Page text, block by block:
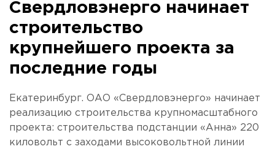
Свердловэнерго начинает
строительство
крупнейшего проекта за
последние годы
Екатеринбург. ОАО «Свердловэнерго» начинает
реализацию строительства крупномасштабного
проекта: строительства подстанции «Анна» 220
киловольт с заходами высоковольтной линии